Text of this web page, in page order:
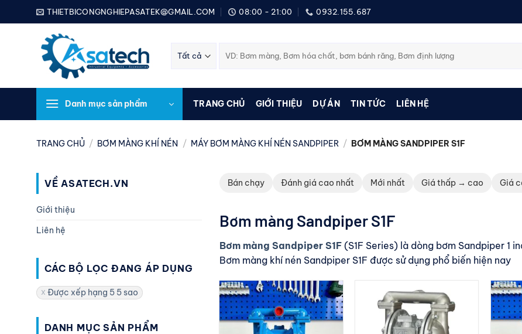
qua
THIETBICONGNGHIEPASATEK@GMAIL.COM 08:00 - 21:00 0932.155.687
kiếm:
Danh mục sản phẩm TRANG CHỦ GIỚI THIỆU DỰ ÁN TIN TỨC LIÊN HỆ
TRANG CHỦ / BƠM MÀNG KHÍ NÉN / MÁY BƠM MÀNG KHÍ NÉN SANDPIPER / BƠM MÀNG SANDPIPER S1F
VỀ ASATECH.VN
Giới thiệu
Liên hệ
CÁC BỘ LỌC ĐANG ÁP DỤNG
Được xếp hạng 5 5 sao
DANH MỤC SẢN PHẨM
Bán chạy Đánh giá cao nhất Mới nhất Giá thấp → cao Giá
Bơm màng Sandpiper S1F
Bơm màng Sandpiper S1F(S1F Series) là dòng bơm Sandpiper 1
Bơm màng khí nén Sandpiper S1F được sử dụng phổ biến hiện nay